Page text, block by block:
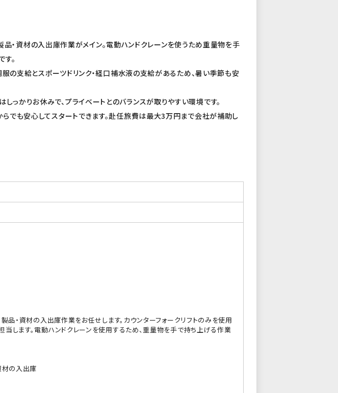
品・資材の入出庫作業がメイン。電動ハンドクレーンを使うため重量物を手
。
の支給とスポーツドリンク・経口補水液の支給があるため、暑い季節も安
っかりお休みで、プライベートとのバランスが取りやすい環境です。
でも安心してスタートできます。赴任旅費は最大3万円まで会社が補助し
品・資材の入出庫作業をお任せします。カウンターフォークリフトのみを使用
します。電動ハンドクレーンを使用するため、重量物を手で持ち上げる作業
材の入出庫